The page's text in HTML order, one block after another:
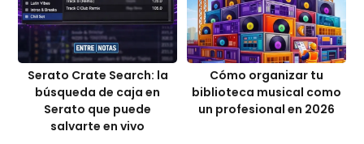
Serato Crate Search: la
búsqueda de caja en
Serato que puede
salvarte en vivo
Cómo organizar tu
biblioteca musical como
un profesional en 2026